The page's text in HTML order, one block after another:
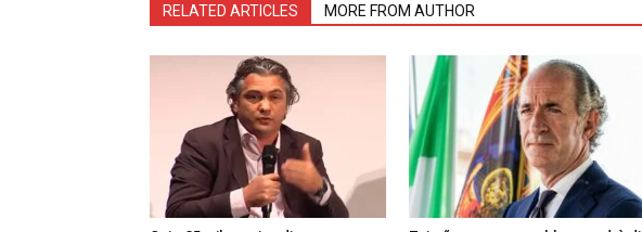
RELATED ARTICLES MORE FROM AUTHOR